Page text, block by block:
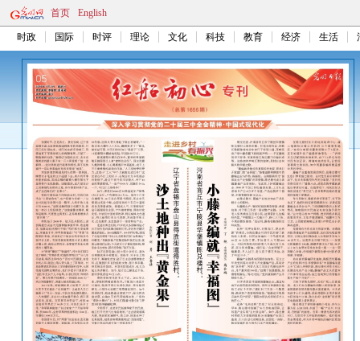
首页 English
时政 国际 时评 理论 文化 科技 教育 经济 生活